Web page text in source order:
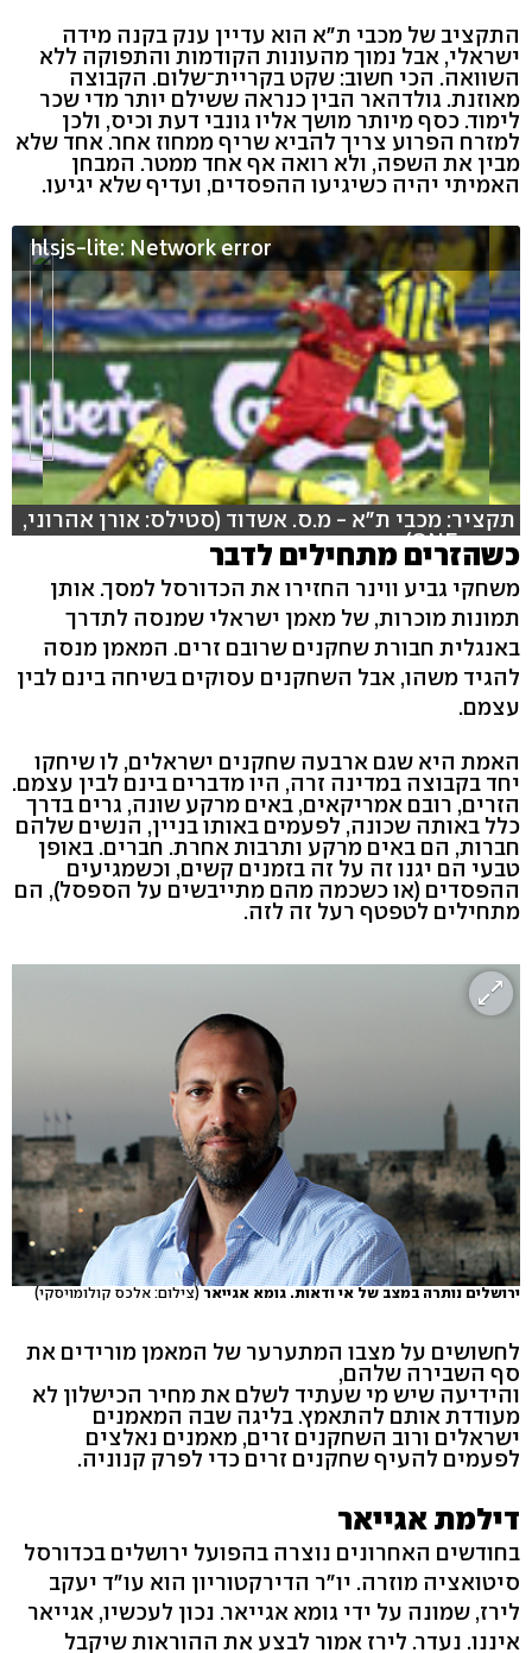
התקציב של מכבי ת"א הוא עדיין ענק בקנה מידה
ישראלי, אבל נמוך מהעונות הקודמות והתפוקה ללא
השוואה. הכי חשוב: שקט בקריית־שלום. הקבוצה
מאוזנת. גולדהאר הבין כנראה ששילם יותר מדי שכר
לימוד. כסף מיותר מושך אליו גונבי דעת וכיס, ולכן
למזרח הפרוע צריך להביא שריף ממחוז אחר. אחד שלא
מבין את השפה, ולא רואה אף אחד ממטר. המבחן
האמיתי יהיה כשיגיעו ההפסדים, ועדיף שלא יגיעו.
hlsjs-lite: Network error
תקציר: מכבי ת"א - מ.ס. אשדוד (סטילס: אורן אהרוני,
וידאו: ONE)
כשהזרים מתחילים לדבר
משחקי גביע ווינר החזירו את הכדורסל למסך. אותן
תמונות מוכרות, של מאמן ישראלי שמנסה לתדרך
באנגלית חבורת שחקנים שרובם זרים. המאמן מנסה
להגיד משהו, אבל השחקנים עסוקים בשיחה בינם לבין
עצמם.
האמת היא שגם ארבעה שחקנים ישראלים, לו שיחקו
יחד בקבוצה במדינה זרה, היו מדברים בינם לבין עצמם.
הזרים, רובם אמריקאים, באים מרקע שונה, גרים בדרך
כלל באותה שכונה, לפעמים באותו בניין, הנשים שלהם
חברות, הם באים מרקע ותרבות אחרת. חברים. באופן
טבעי הם יגנו זה על זה בזמנים קשים, וכשמגיעים
ההפסדים (או כשכמה מהם מתייבשים על הספסל), הם
מתחילים לטפטף רעל זה לזה.
ירושלים נותרה במצב של אי ודאות. גומא אגייאר(צילום: אלכס קולומויסקי)
לחשושים על מצבו המתערער של המאמן מורידים את
סף השבירה שלהם,
והידיעה שיש מי שעתיד לשלם את מחיר הכישלון לא
מעודדת אותם להתאמץ. בליגה שבה המאמנים
ישראלים ורוב השחקנים זרים, מאמנים נאלצים
לפעמים להעיף שחקנים זרים כדי לפרק קנוניה.
דילמת אגייאר
בחודשים האחרונים נוצרה בהפועל ירושלים בכדורסל
סיטואציה מוזרה. יו"ר הדירקטוריון הוא עו"ד יעקב
לירז, שמונה על ידי גומא אגייאר. נכון לעכשיו, אגייאר
איננו. נעדר. לירז אמור לבצע את ההוראות שיקבל